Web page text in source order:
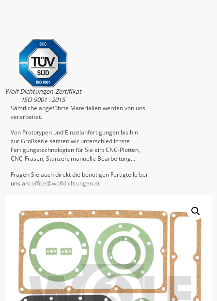
Wolf-Dichtungen-Zertifikat
ISO 9001 : 2015
Sämtliche angeführte Materialien werden von uns
verarbeitet.
Von Prototypen und Einzelanfertigungen bis hin
zur Großserie setzten wir unterschiedlichste
Fertigungstechnologien für Sie ein: CNC-Plotten,
CNC-Fräsen, Stanzen, manuelle Bearbeitung…
Fragen Sie auch direkt die benötigen Fertigteile bei
uns an:office@wolfdichtungen.at